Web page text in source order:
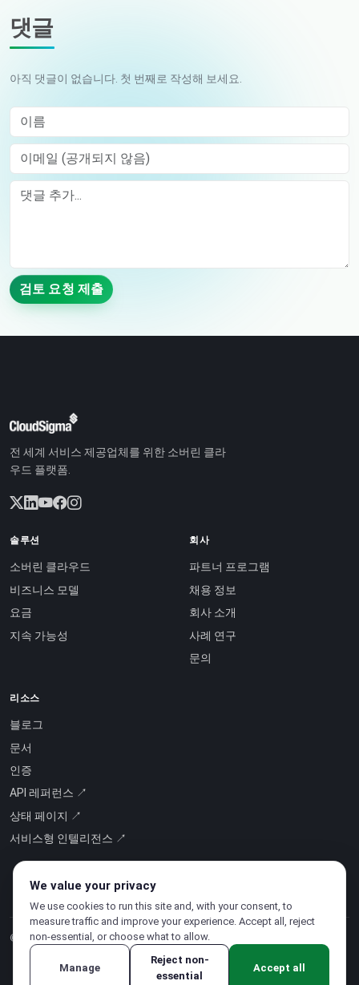
댓글
아직 댓글이 없습니다. 첫 번째로 작성해 보세요.
이름
이메일 (공개되지 않음)
Comment
검토 요청 제출
전 세계 서비스 제공업체를 위한 소버린 클라
우드 플랫폼.
솔루션
소버린 클라우드
비즈니스 모델
요금
지속 가능성
회사
파트너 프로그램
채용 정보
회사 소개
사례 연구
문의
리소스
블로그
문서
인증
API 레퍼런스 ↗
상태 페이지 ↗
서비스형 인텔리전스 ↗
© 2026 CloudSigma Holding AG.모든 권리 보유
개인정보처리방침·서비스 약관
We value your privacy
We use cookies to run this site and, with your consent, to
measure traffic and improve your experience. Accept all, reject
non-essential, or choose what to allow.
Manage
Reject non-
essential
Accept all